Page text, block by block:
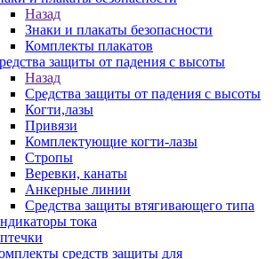
Назад
Знаки и плакаты безопасности
Комплекты плакатов
защиты от падения с высоты
Назад
Средства защиты от падения с высоты
Когти,лазы
Привязи
Комплектующие когти-лазы
Стропы
Веревки, канаты
Анкерные линии
Средства защиты втягивающего типа
тока
средств защиты для